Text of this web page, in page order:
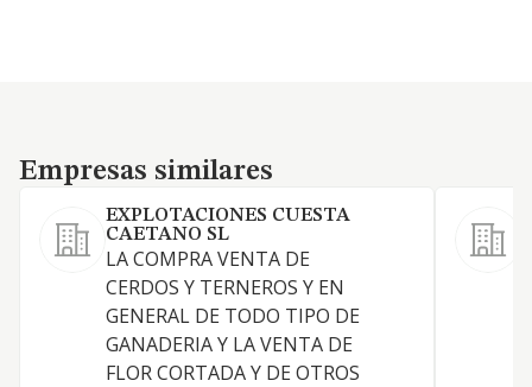
Empresas similares
Empresas similares
EXPLOTACIONES CUESTA
CAETANO SL
LA COMPRA VENTA DE
CERDOS Y TERNEROS Y EN
GENERAL DE TODO TIPO DE
GANADERIA Y LA VENTA DE
FLOR CORTADA Y DE OTROS